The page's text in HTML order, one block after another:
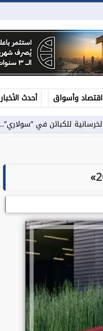
اقتصاد وأسواق أحدث الأخبار